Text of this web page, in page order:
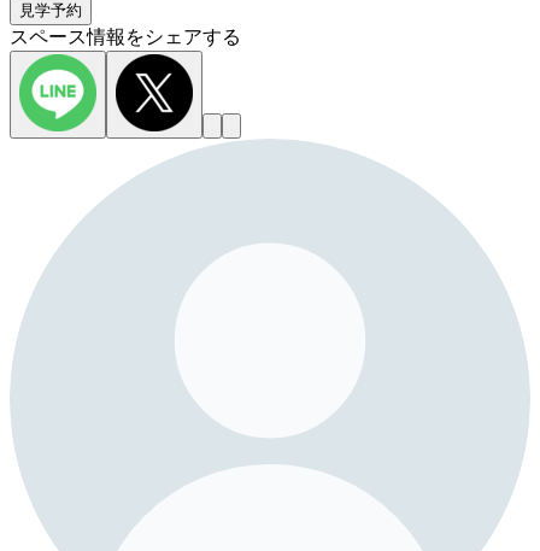
見学予約
スペース情報をシェアする